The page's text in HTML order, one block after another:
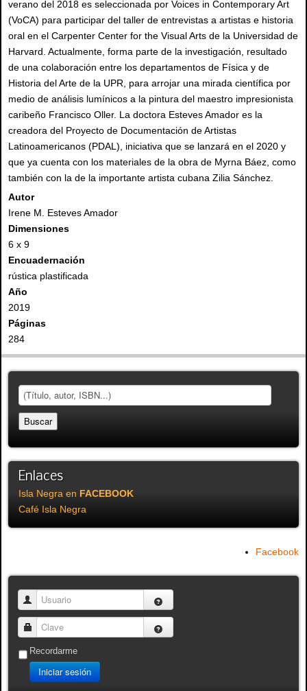
verano del 2018 es seleccionada por Voices in Contemporary Art
(VoCA) para participar del taller de entrevistas a artistas e historia
oral en el Carpenter Center for the Visual Arts de la Universidad de
Harvard. Actualmente, forma parte de la investigación, resultado
de una colaboración entre los departamentos de Física y de
Historia del Arte de la UPR, para arrojar una mirada científica por
medio de análisis lumínicos a la pintura del maestro impresionista
caribeño Francisco Oller. La doctora Esteves Amador es la
creadora del Proyecto de Documentación de Artistas
Latinoamericanos (PDAL), iniciativa que se lanzará en el 2020 y
que ya cuenta con los materiales de la obra de Myrna Báez, como
también con la de la importante artista cubana Zilia Sánchez.
Autor
Irene M. Esteves Amador
Dimensiones
6 x 9
Encuadernación
rústica plastificada
Año
2019
Páginas
284
Enlaces
Isla Negra en FACEBOOK
Café Isla Negra
Facebook
Usuario
Clave
Recordarme
Iniciar sesión